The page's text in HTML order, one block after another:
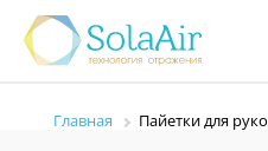
Главная Пайетки для